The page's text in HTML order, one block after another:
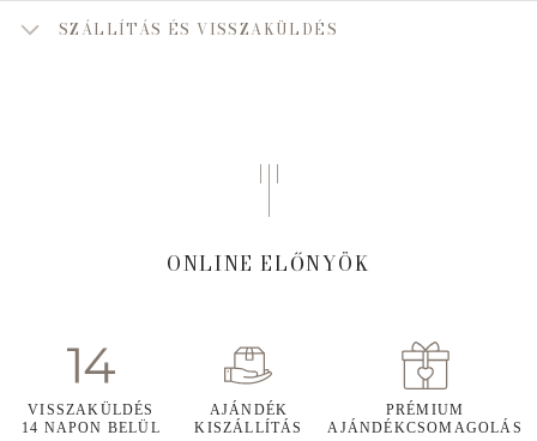
SZÁLLÍTÁS ÉS VISSZAKÜLDÉS
ONLINE ELŐNYÖK
VISSZAKÜLDÉS
14 NAPON BELÜL
AJÁNDÉK
KISZÁLLÍTÁS
PRÉMIUM
AJÁNDÉKCSOMAGOLÁS